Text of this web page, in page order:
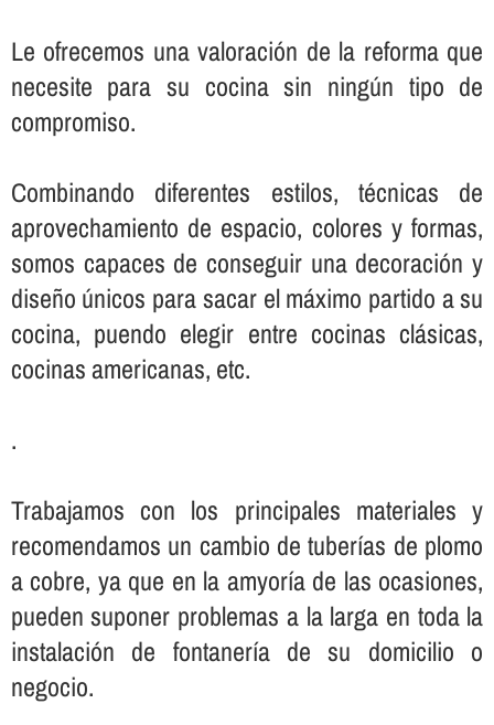
Le ofrecemos una valoración de la reforma que
necesite para su cocina sin ningún tipo de
compromiso.
Combinando diferentes estilos, técnicas de
aprovechamiento de espacio, colores y formas,
somos capaces de conseguir una decoración y
diseño únicos para sacar el máximo partido a su
cocina, puendo elegir entre cocinas clásicas,
cocinas americanas, etc.
.
Trabajamos con los principales materiales y
recomendamos un cambio de tuberí­as de plomo
a cobre, ya que en la amyorí­a de las ocasiones,
pueden suponer problemas a la larga en toda la
instalación de fontanerí­a de su domicilio o
negocio.